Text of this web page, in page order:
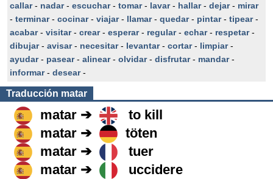
callar- nadar- escuchar- tomar- lavar- hallar- dejar- mirar
- terminar- cocinar- viajar- llamar- quedar- pintar- tipear-
acabar- visitar- crear- esperar- regular- echar- respetar-
dibujar- avisar- necesitar- levantar- cortar- limpiar-
ayudar- pasear- alinear- olvidar- disfrutar- mandar-
informar- desear-
Traducción matar
matar ➔
to kill
matar ➔
töten
matar ➔
tuer
matar ➔
uccidere